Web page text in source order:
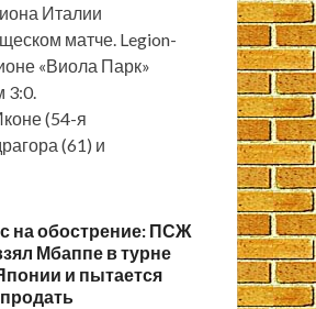
Италии
матче. Legion-
«Виола Парк»
3:0.
(54-я
(61) и
на обострение: ПСЖ
Мбаппе в турне
и пытается